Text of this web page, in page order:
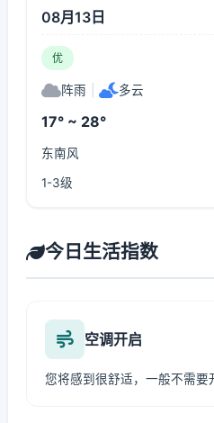
08月13日
优
阵雨 多云
17° ~ 28°
东南风
1-3级
今日生活指数
空调开启
您将感到很舒适，一般不需要